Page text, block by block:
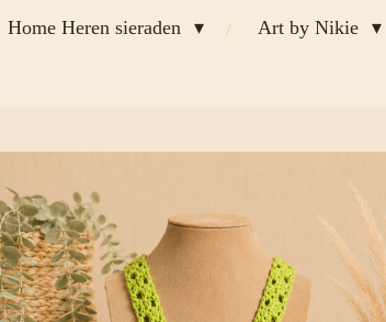
Home Heren sieraden Art by Nikie